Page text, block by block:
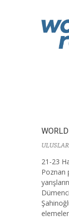
21-23
Poznan